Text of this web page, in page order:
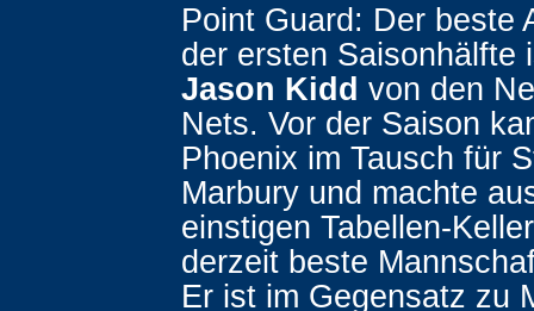
Point Guard: Der beste
der ersten Saisonhälfte
Jason Kidd von den
Nets. Vor der Saison
Phoenix im Tausch für
Marbury und machte
einstigen Tabellen-
derzeit beste
Er ist im Gegensatz zu